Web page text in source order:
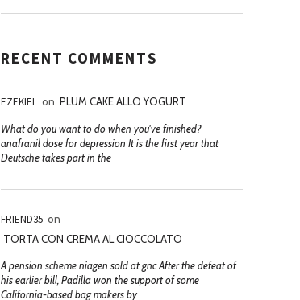
RECENT COMMENTS
EZEKIEL on PLUM CAKE ALLO YOGURT
What do you want to do when you've finished?
anafranil dose for depression It is the first year that
Deutsche takes part in the
FRIEND35 on
TORTA CON CREMA AL CIOCCOLATO
A pension scheme niagen sold at gnc After the defeat of
his earlier bill, Padilla won the support of some
California-based bag makers by